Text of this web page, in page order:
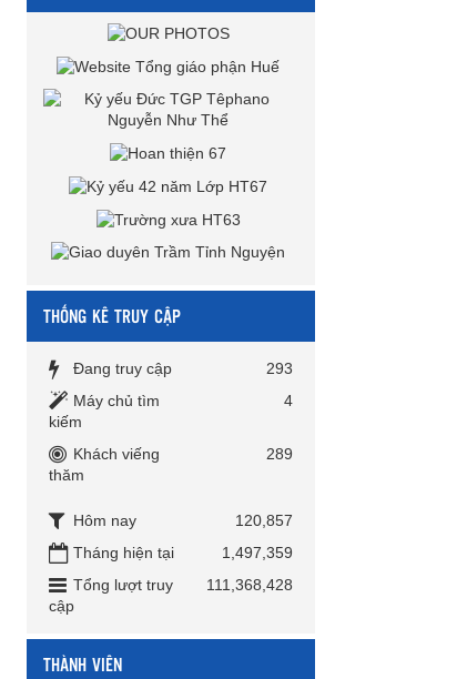
THỐNG KÊ TRUY CẬP
Đang truy cập
293
Máy chủ tìm
kiếm
4
Khách viếng
thăm
289
Hôm nay
120,857
Tháng hiện tại
1,497,359
Tổng lượt truy
cập
111,368,428
THÀNH VIÊN